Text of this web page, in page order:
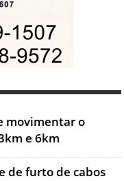
movimentar o
e 6km
de furto de cabos